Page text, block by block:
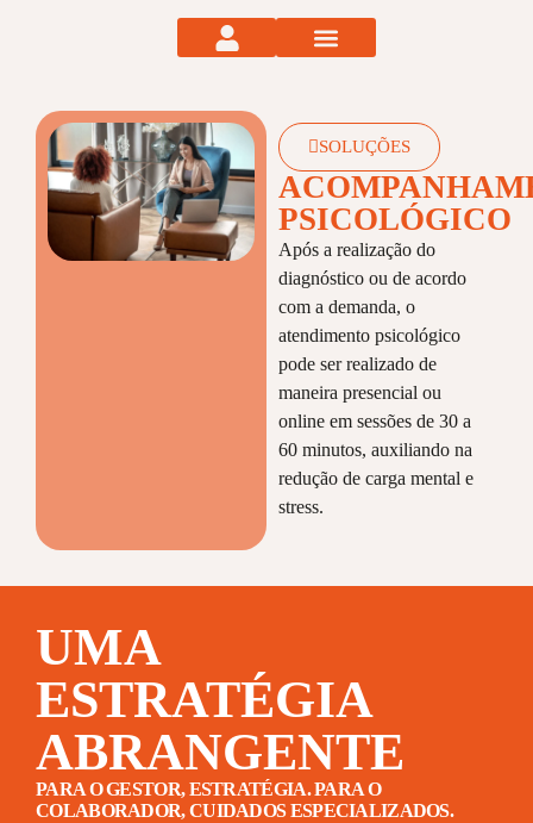
SOLUÇÕES
PSICOLÓGICO
Após a realização do
diagnóstico ou de acordo
com a demanda, o
atendimento psicológico
pode ser realizado de
maneira presencial ou
online em sessões de 30 a
60 minutos, auxiliando na
redução de carga mental e
stress.
UMA
ESTRATÉGIA
ABRANGENTE
PARA O GESTOR, ESTRATÉGIA. PARA O
COLABORADOR, CUIDADOS ESPECIALIZADOS.